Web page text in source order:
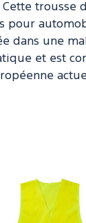
Cette trousse
pour
dans une
et est